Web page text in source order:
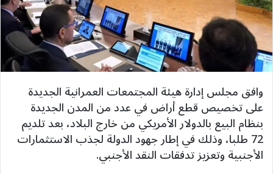
وافق مجلس إدارة هيئة المجتمعات العمرانية الجديدة
على تخصيص قطع أراض في عدد من المدن الجديدة
بنظام البيع بالدولار الأمريكي من خارج البلاد، بعد تلديم
72 طلبا، وذلك في إطار جهود الدولة لجذب الاستثمارات
الأجنبية وتعزيز تدفقات النقد الأجنبي.